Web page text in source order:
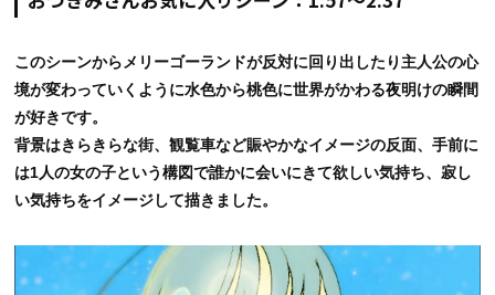
このシーンからメリーゴーランドが反対に回り出したり主人公の心
境が変わっていくように水色から桃色に世界がかわる夜明けの瞬間
が好きです。
背景はきらきらな街、観覧車など賑やかなイメージの反面、手前に
は1人の女の子という構図で誰かに会いにきて欲しい気持ち、寂し
い気持ちをイメージして描きました。